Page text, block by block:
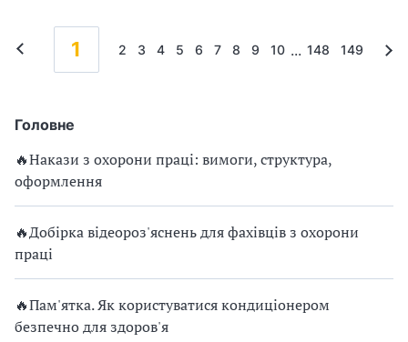
Головне
🔥Накази з охорони праці: вимоги, структура,
оформлення
🔥Добірка відеороз'яснень для фахівців з охорони
праці
🔥Пам'ятка. Як користуватися кондиціонером
безпечно для здоров'я
1 2 3 4 5 6 7 8 9 10 ... 148 149